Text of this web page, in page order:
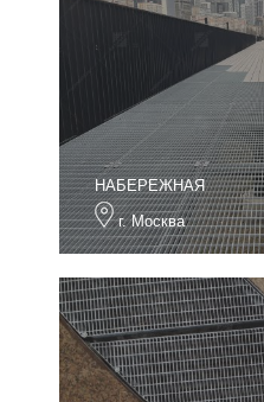
НАБЕРЕЖНАЯ
г. Москва